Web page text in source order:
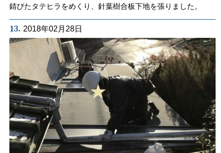
錆びたタテヒラをめくり、針葉樹合板下地を張りました。
13. 2018年02月28日